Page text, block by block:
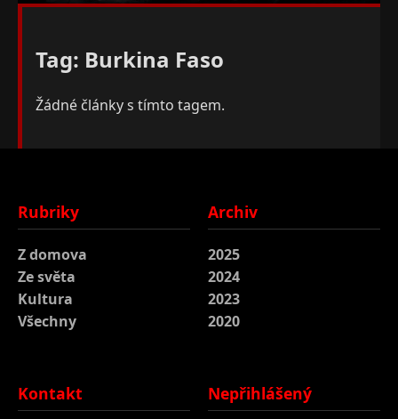
Tag: Burkina Faso
Žádné články s tímto tagem.
Rubriky
Z domova
Ze světa
Kultura
Všechny
Archiv
2025
2024
2023
2020
Kontakt Nepřihlášený